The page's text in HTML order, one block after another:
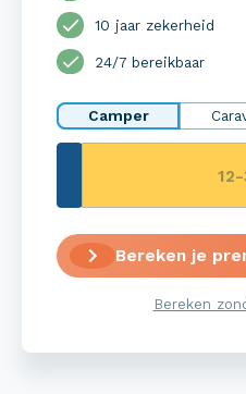
10 jaar zekerheid
24/7 bereikbaar
Camper
Bereken je
Bereken